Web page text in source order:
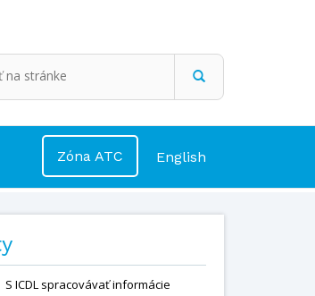
English
Zóna ATC
S ICDL spracovávať informácie